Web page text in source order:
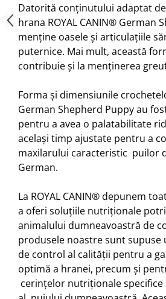
Datorită conținutului adaptat
hrana ROYAL CANIN® German
menține oasele și articulațiile
puternice. Mai mult, această
contribuie și la menținerea
Forma și dimensiunile
German Shepherd Puppy au
pentru a avea o palatabilitate
același timp ajustate pentru a
maxilarului caracteristic puilor
German.
La ROYAL CANIN® depunem
a oferi soluțiile nutriționale
animalului dumneavoastră de
produsele noastre sunt supuse
de control al calității pentru a
optimă a hranei, precum și
cerințelor nutriționale specifice